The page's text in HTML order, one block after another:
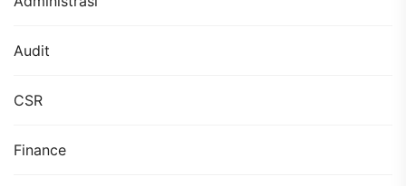
Audit
CSR
Finance